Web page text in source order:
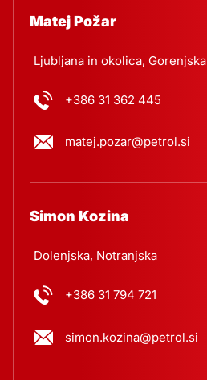
Matej Požar
Ljubljana in okolica, Gorenjska
+386 31 362 445
matej.pozar@petrol.si
Simon Kozina
Dolenjska, Notranjska
+386 31 794 721
simon.kozina@petrol.si